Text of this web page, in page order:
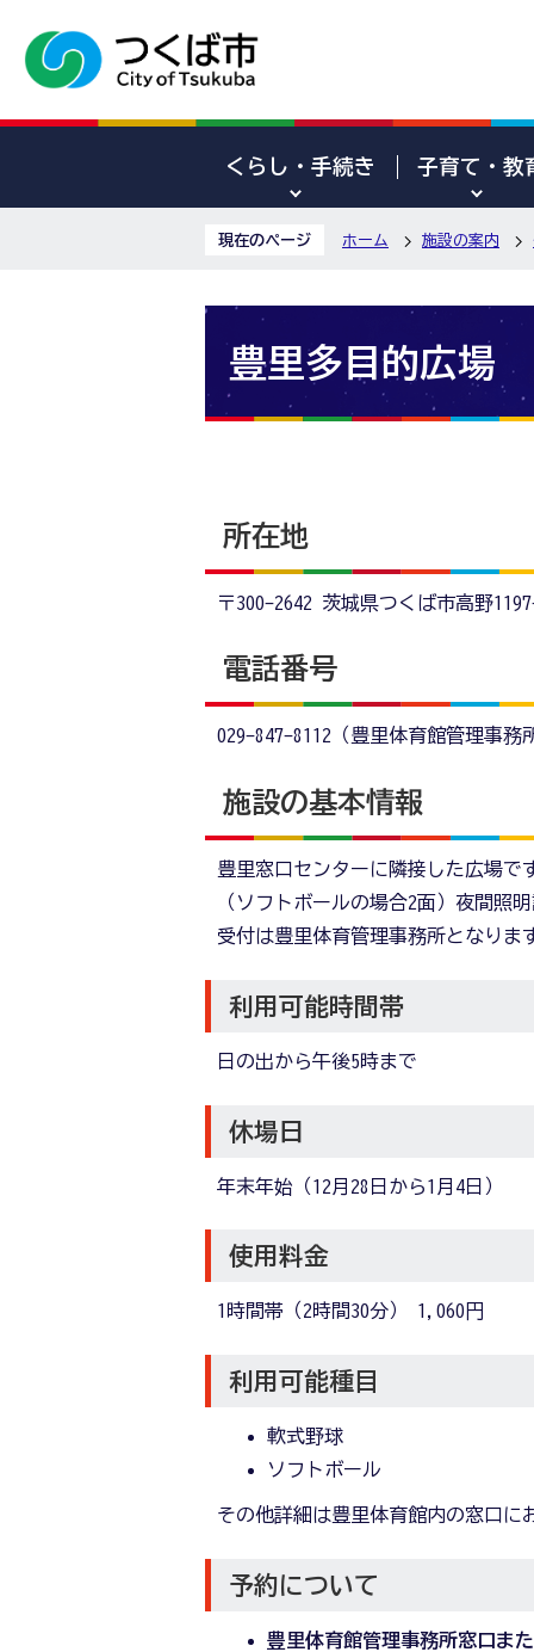
くらし・手続き 子育て・教
現在のページ ホーム 施設の案内
豊里多目的広場
所在地
〒300-2642 茨城県つくば市高野
電話番号
029-847-8112（豊里体育館管理事務
施設の基本情報
豊里窓口センターに隣接した広場で
（ソフトボールの場合2面）夜間照
受付は豊里体育管理事務所となりま
利用可能時間帯
日の出から午後5時まで
休場日
年末年始（12月28日から1月4日）
使用料金
1時間帯（2時間30分） 1,060円
利用可能種目
軟式野球
ソフトボール
その他詳細は豊里体育館内の窓口に
予約について
豊里体育館管理事務所窓口ま